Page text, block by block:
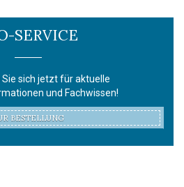
SERVICE
sich jetzt für aktuelle
und Fachwissen!
BESTELLUNG